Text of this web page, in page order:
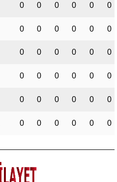
0 0 0 0 0 0
0 0 0 0 0 0
0 0 0 0 0 0
0 0 0 0 0 0
0 0 0 0 0 0
0 0 0 0 0 0